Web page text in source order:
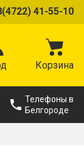
41-55-10
Корзина
Телефоны в
Белгороде